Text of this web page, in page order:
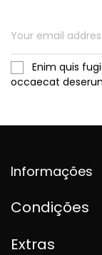
Enim quis
occaecat
Informações
Condições
Extras